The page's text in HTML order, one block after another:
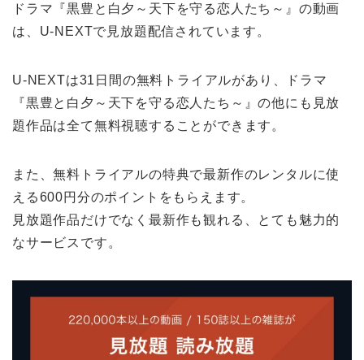
ドラマ『黒豊と白夕～天下を守る恋人たち～』の動画
は、U-NEXTで見放題配信されています。
U-NEXTは31日間の無料トライアルがあり、ドラマ
『黒豊と白夕～天下を守る恋人たち～』の他にも見放
題作品は全て無料視聴することができます。
また、無料トライアルの特典で最新作のレンタルに使
える600円分のポイントをもらえます。
見放題作品だけでなく最新作も観れる、とても魅力的
なサービスです。